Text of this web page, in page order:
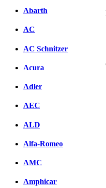
Abarth
AC
AC Schnitzer
Acura
Adler
AEC
ALD
Alfa-Romeo
AMC
Amphicar